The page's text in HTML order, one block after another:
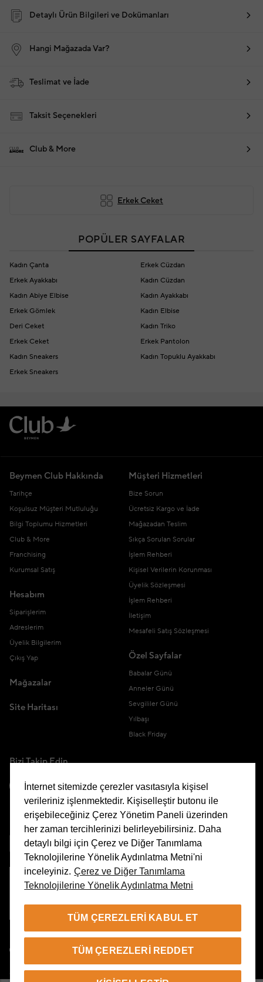
Detaylı Ürün Bilgileri ve Dokümanları
Hangi Mağazada Var?
Teslimat ve İade
Taksit Seçenekleri
Club & More
Erkek Ceket
POPÜLER SAYFALAR
Kadın Çanta
Erkek Cüzdan
Erkek Ayakkabı
Kadın Cüzdan
Kadın Abiye Elbise
Kadın Ayakkabı
Erkek Gömlek
Kadın Elbise
Deri Ceket
Kadın Triko
Erkek Ceket
Erkek Pantolon
Kadın Sneakers
Kadın Topuklu Ayakkabı
Erkek Sneakers
Beymen Club Hakkında
Tarihçe
Koşulsuz Müşteri Mutluluğu
Bilgi Toplumu Hizmetleri
Club & More
Franchising
Kurumsal Satış
Hesabım
Siparişlerim
Adreslerim
Üyelik Bilgilerim
Çıkış Yap
Mağazalar
Site Haritası
Müşteri Hizmetleri
Bize Sorun
Ücretsiz Kargo ve İade
Mağazadan Teslim
Sıkça Sorulan Sorular
İşlem Rehberi
Kişisel Verilerin Korunması
Üyelik Sözleşmesi
İşlem Rehberi
İletişim
Mesafeli Satış Sözleşmesi
Özel Sayfalar
Babalar Günü
Anneler Günü
Sevgililer Günü
Yılbaşı
Black Friday
Bizi Takip Edin
Uygulamamızı İndirin
© 2026 Beymen Tüm Hakları Saklıdır
İnternet sitemizde çerezler vasıtasıyla kişisel
verileriniz işlenmektedir. Kişiselleştir butonu ile
erişebileceğiniz Çerez Yönetim Paneli üzerinden
her zaman tercihlerinizi belirleyebilirsiniz. Daha
detaylı bilgi için Çerez ve Diğer Tanımlama
Teknolojilerine Yönelik Aydınlatma Metni'ni
inceleyiniz. Çerez ve Diğer Tanımlama
Teknolojilerine Yönelik Aydınlatma Metni
TÜM ÇEREZLERI KABUL ET
TÜM ÇEREZLERI REDDET